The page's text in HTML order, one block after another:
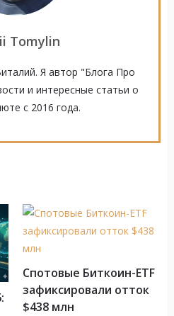
Tomylin
Я автор "Блога Про
и интересные статьи о
с 2016 года.
Спотовые Биткоин-ETF
зафиксировали отток
$438 млн